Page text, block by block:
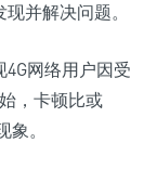
并解决问题。
网络用户因受
，卡顿比或
。